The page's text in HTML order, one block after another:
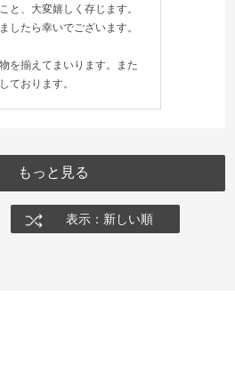
と、大変嬉しく存じます。
したら幸いでございます。
を揃えてまいります。また
ております。
もっと見る
表示：新しい順